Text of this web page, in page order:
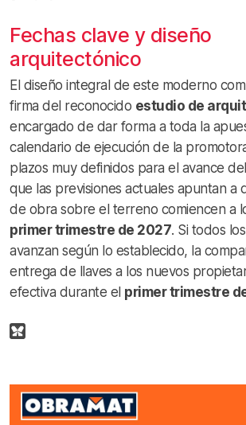
Fechas clave y diseño
arquitectónico
El diseño integral de este moderno
firma del reconocido estudio de
encargado de dar forma a toda la
calendario de ejecución de la
plazos muy definidos para el avance
que las previsiones actuales apuntan a
de obra sobre el terreno comiencen a
primer trimestre de 2027. Si todos
avanzan según lo establecido, la
entrega de llaves a los nuevos
efectiva durante el primer trimestre